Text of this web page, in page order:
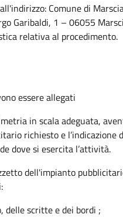
Comune di
Garibaldi, 1 – 06055
relativa al procedimento.
essere allegati
in scala adeguata,
richiesto e l’indicazione
dove si esercita l’attività.
dell'impianto
delle scritte e dei bordi ;